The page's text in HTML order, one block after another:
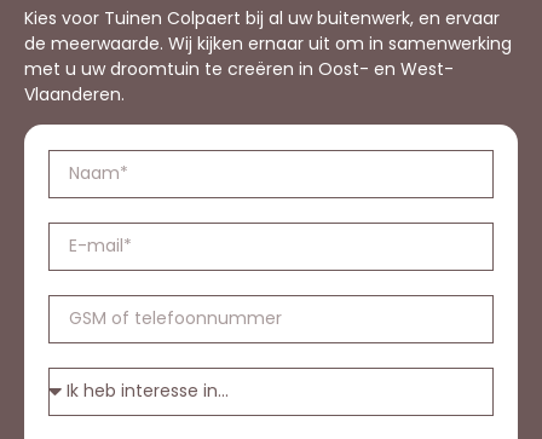
Kies voor Tuinen Colpaert bij al uw buitenwerk, en ervaar
de meerwaarde. Wij kijken ernaar uit om in samenwerking
met u uw droomtuin te creëren in Oost- en West-
Vlaanderen.